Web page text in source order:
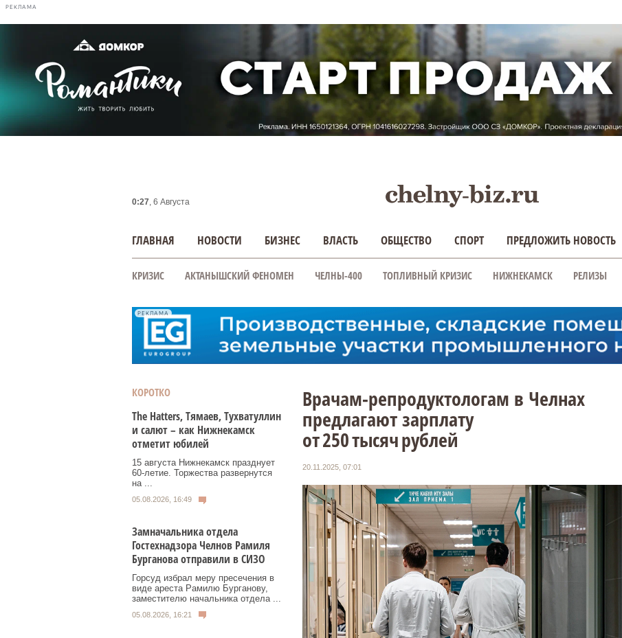
РЕКЛАМА
0:27, 6 Августа
ГЛАВНАЯ НОВОСТИ БИЗНЕС ВЛАСТЬ ОБЩЕСТВО СПОРТ ПРЕДЛОЖИТЬ НОВОСТЬ
КРИЗИС АКТАНЫШСКИЙ ФЕНОМЕН ЧЕЛНЫ-400 ТОПЛИВНЫЙ КРИЗИС НИЖНЕКАМСК РЕЛИЗЫ
РЕКЛАМА
КОРОТКО
Тhe Нatters, Тямаев, Тухватуллин
и салют – как Нижнекамск
отметит юбилей
15 августа Нижнекамск празднует
60‑летие. Торжества развернутся
на ...
05.08.2026, 16:49
Замначальника отдела
Гостехнадзора Челнов Рамиля
Бурганова отправили в СИЗО
Горсуд избрал меру пресечения в
виде ареста Рамилю Бурганову,
заместителю начальника отдела ...
05.08.2026, 16:21
Врачам-репродуктологам в Челнах
предлагают зарплату
от 250 тысяч рублей
20.11.2025, 07:01